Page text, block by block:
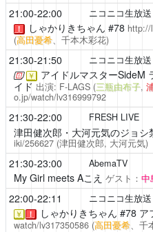
21:00-22:00 ニコニコ生放送
！ しゃかりきちゃん #78 http://
(高田憂希、千本木彩花)
21:30-21:50 ニコニコ生放送
￥ アイドルマスターSideM
イド 出演: F-LAGS (三瓶由布子,
o.jp/watch/lv316999792
21:30-22:00 FRESH LIVE
津田健次郎・大河元気のジョシ
iki/256627 (津田健次郎, 大河元気)
21:30-23:00 AbemaTV
My Girl meets Aこえ ゲスト： 中
22:00-22:11 ニコニコ生放送
￥ ！ しゃかりきちゃん #78 ア
watch/lv317350586 (高田憂希、千